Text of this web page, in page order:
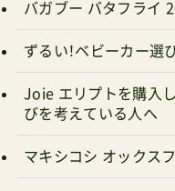
バガブー バタフライ
ずるい！ベビーカー選
Joie エリプトを購入
びを考えている人へ
マキシコシ オックス